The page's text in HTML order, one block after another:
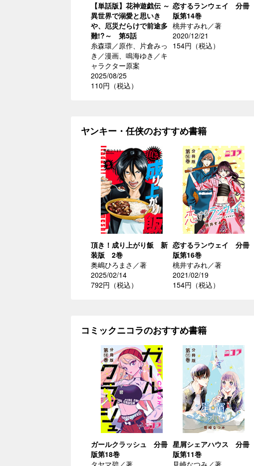
【単話版】花神遊戯伝 ～
異世界で溺愛と思いき
や、厄災だらけで前途多
難!?～ 第5話
糸森環／原作、片倉みっ
き／漫画、鳴海ゆき／キ
ャラクター原案
2025/08/25
110円（税込）
恋するランウェイ 分冊
版第14巻
桃井すみれ／著
2020/12/21
154円（税込）
ヤンキー・任侠のおすすめ書籍
頂き！成り上がり飯 新
装版 2巻
奥嶋ひろまさ／著
2025/02/14
792円（税込）
恋するランウェイ 分冊
版第16巻
桃井すみれ／著
2021/02/19
154円（税込）
コミックニコラのおすすめ書籍
ガールクラッシュ 分冊
版第18巻
星屑シェアハウス 分冊
版第11巻